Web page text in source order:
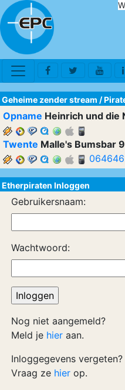
Geheime zender stream /
Opname Heinrich und die
Twente Malle's Bumsbar
Etherpiraten Inloggen
Gebruikersnaam:
Wachtwoord:
Nog niet aangemeld?
Meld je hier aan.
Inloggegevens vergeten?
Vraag ze hier op.